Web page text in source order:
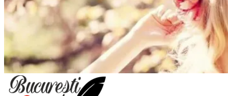
Meniu
principal